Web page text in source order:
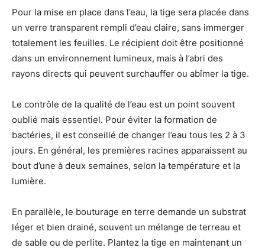
Pour la mise en place dans l’eau, la tige sera placée dans
un verre transparent rempli d’eau claire, sans immerger
totalement les feuilles. Le récipient doit être positionné
dans un environnement lumineux, mais à l’abri des
rayons directs qui peuvent surchauffer ou abîmer la tige.
Le contrôle de la qualité de l’eau est un point souvent
oublié mais essentiel. Pour éviter la formation de
bactéries, il est conseillé de changer l’eau tous les 2 à 3
jours. En général, les premières racines apparaissent au
bout d’une à deux semaines, selon la température et la
lumière.
En parallèle, le bouturage en terre demande un substrat
léger et bien drainé, souvent un mélange de terreau et
de sable ou de perlite. Plantez la tige en maintenant un